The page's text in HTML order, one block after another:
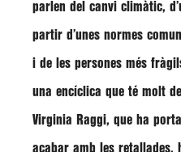
parlen del canvi climàtic,
partir d’unes normes
i de les persones més
una encíclica que té molt
Virginia Raggi, que ha
acabar amb les retallades,